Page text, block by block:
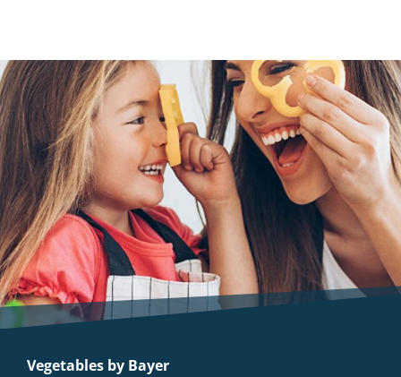
Vegetables by Bayer